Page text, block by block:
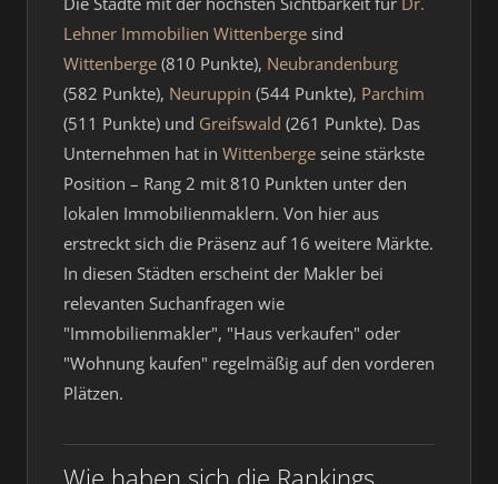
Lehner Immobilien Wittenberge sind
Wittenberge (810 Punkte), Neubrandenburg
(582 Punkte), Neuruppin (544 Punkte), Parchim
(511 Punkte) und Greifswald (261 Punkte). Das
Unternehmen hat in Wittenberge seine stärkste
Position – Rang 2 mit 810 Punkten unter den
lokalen Immobilienmaklern. Von hier aus
erstreckt sich die Präsenz auf 16 weitere Märkte.
In diesen Städten erscheint der Makler bei
relevanten Suchanfragen wie
"Immobilienmakler", "Haus verkaufen" oder
"Wohnung kaufen" regelmäßig auf den vorderen
Plätzen.